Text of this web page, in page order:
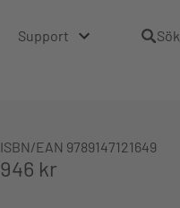
Support Sök
ISBN/EAN 9789147121649
946 kr